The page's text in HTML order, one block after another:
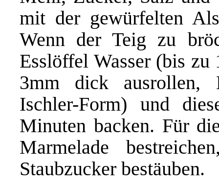
mit der gewürfelten
Wenn der Teig zu
Esslöffel Wasser (bis
3mm dick ausrollen,
Ischler-Form) und
Minuten backen. Für
Marmelade
Staubzucker bestäuben.